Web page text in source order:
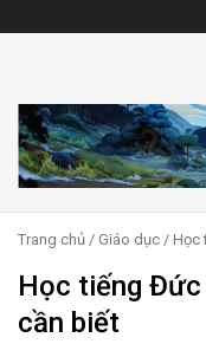
Trang chủ / Giáo dục / Học
Học tiếng
cần biết